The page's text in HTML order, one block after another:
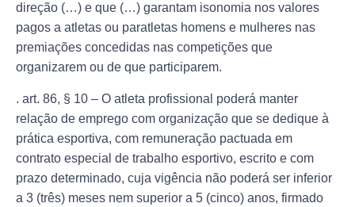
direção (…) e que (…) garantam isonomia nos valores
pagos a atletas ou paratletas homens e mulheres nas
premiações concedidas nas competições que
organizarem ou de que participarem.
. art. 86, § 10 – O atleta profissional poderá manter
relação de emprego com organização que se dedique à
prática esportiva, com remuneração pactuada em
contrato especial de trabalho esportivo, escrito e com
prazo determinado, cuja vigência não poderá ser inferior
a 3 (três) meses nem superior a 5 (cinco) anos, firmado